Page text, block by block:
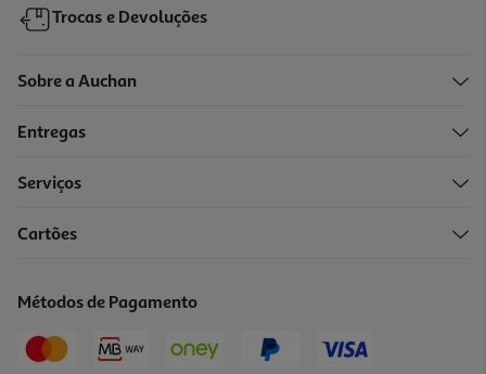
Trocas e Devoluções
Sobre a Auchan
Entregas
Serviços
Cartões
Métodos de Pagamento